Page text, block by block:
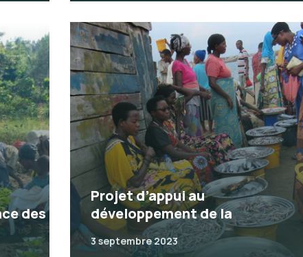
des
Projet d’appui au
développement de la
3 septembre 2023